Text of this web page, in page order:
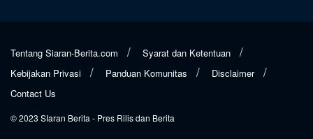
Tentang Siaran-Berita.com
Syarat dan Ketentuan
Kebijakan Privasi
Panduan Komunitas
Disclaimer
Contact Us
© 2023 SIaran Berita - Pres Rilis dan Berita